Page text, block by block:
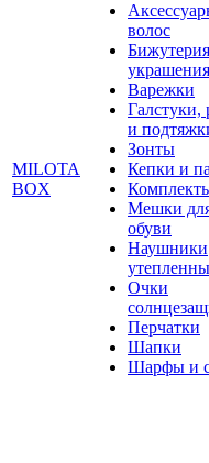
MILOTA
BOX
волос
украшения
Варежки
Галстуки,
и
Зонты
Кепки и
Мешки
обуви
Наушники
Очки
Перчатки
Шапки
Шарфы и